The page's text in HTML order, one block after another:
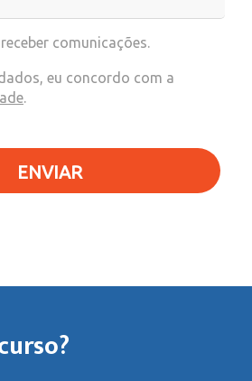
comunicações.
eu concordo com a
.
ENVIAR